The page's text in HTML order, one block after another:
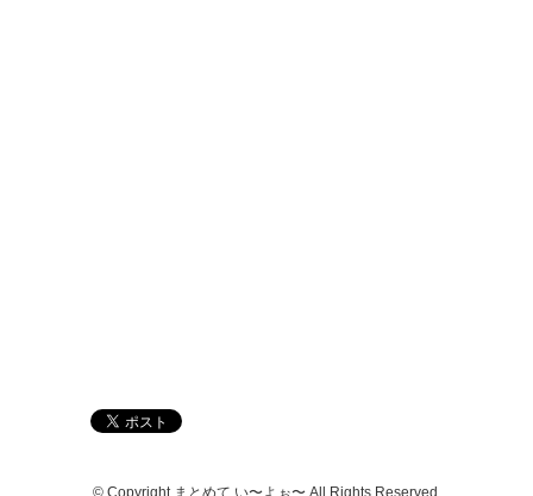
© Copyright まとめて い〜よぉ〜 All Rights Reserved.